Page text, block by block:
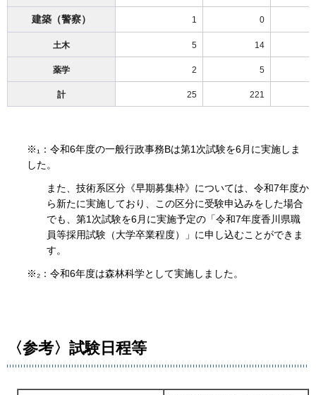
建築（警察） 1 0
土木 5 14
薬学 2 5
計 25 221
※₁：令和6年度の一般行政事務Bは第1次試験を6月に実施しま
した。
また、技術系区分《早期募集枠》については、令和7年度か
ら新たに実施しており、この区分に受験申込みをした場合
でも、第1次試験を6月に実施予定の「令和7年度香川県職
員等採用試験（大学卒業程度）」に申し込むことができま
す。
※₂：令和6年度は森林科学として実施しました。
〈参考〉試験日程等